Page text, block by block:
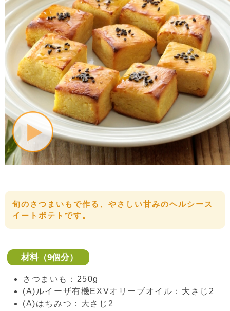
旬のさつまいもで作る、やさしい甘みのヘルシース
イートポテトです。
材料（9個分）
さつまいも：250g
(A)ルイーザ有機EXVオリーブオイル：大さじ2
(A)はちみつ：大さじ2